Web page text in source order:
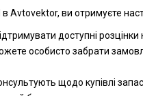
Avtovektor, ви отримуєте
доступні розцінки
особисто забрати
щодо купівлі